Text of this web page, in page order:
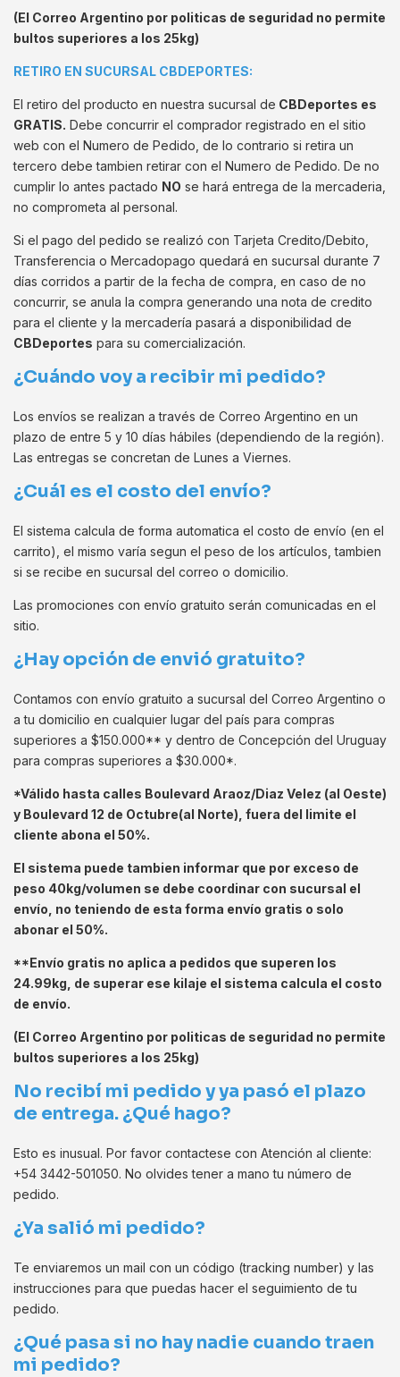
(El Correo Argentino por politicas de seguridad no permite
bultos superiores a los 25kg)
RETIRO EN SUCURSAL CBDEPORTES:
El retiro del producto en nuestra sucursal de CBDeportes es
GRATIS. Debe concurrir el comprador registrado en el sitio
web con el Numero de Pedido, de lo contrario si retira un
tercero debe tambien retirar con el Numero de Pedido. De no
cumplir lo antes pactado NO se hará entrega de la mercaderia,
no comprometa al personal.
Si el pago del pedido se realizó con Tarjeta Credito/Debito,
Transferencia o Mercadopago quedará en sucursal durante 7
días corridos a partir de la fecha de compra, en caso de no
concurrir, se anula la compra generando una nota de credito
para el cliente y la mercadería pasará a disponibilidad de
CBDeportes para su comercialización.
¿Cuándo voy a recibir mi pedido?
Los envíos se realizan a través de Correo Argentino en un
plazo de entre 5 y 10 días hábiles (dependiendo de la región).
Las entregas se concretan de Lunes a Viernes.
¿Cuál es el costo del envío?
El sistema calcula de forma automatica el costo de envío (en el
carrito), el mismo varía segun el peso de los artículos, tambien
si se recibe en sucursal del correo o domicilio.
Las promociones con envío gratuito serán comunicadas en el
sitio.
¿Hay opción de envió gratuito?
Contamos con envío gratuito a sucursal del Correo Argentino o
a tu domicilio en cualquier lugar del país para compras
superiores a $150.000** y dentro de Concepción del Uruguay
para compras superiores a $30.000*.
*Válido hasta calles Boulevard Araoz/Diaz Velez (al Oeste)
y Boulevard 12 de Octubre(al Norte), fuera del limite el
cliente abona el 50%.
El sistema puede tambien informar que por exceso de
peso 40kg/volumen se debe coordinar con sucursal el
envío, no teniendo de esta forma envío gratis o solo
abonar el 50%.
**Envío gratis no aplica a pedidos que superen los
24.99kg, de superar ese kilaje el sistema calcula el costo
de envío.
(El Correo Argentino por politicas de seguridad no permite
bultos superiores a los 25kg)
No recibí mi pedido y ya pasó el plazo
de entrega. ¿Qué hago?
Esto es inusual. Por favor contactese con Atención al cliente:
+54 3442-501050. No olvides tener a mano tu número de
pedido.
¿Ya salió mi pedido?
Te enviaremos un mail con un código (tracking number) y las
instrucciones para que puedas hacer el seguimiento de tu
pedido.
¿Qué pasa si no hay nadie cuando traen
mi pedido?